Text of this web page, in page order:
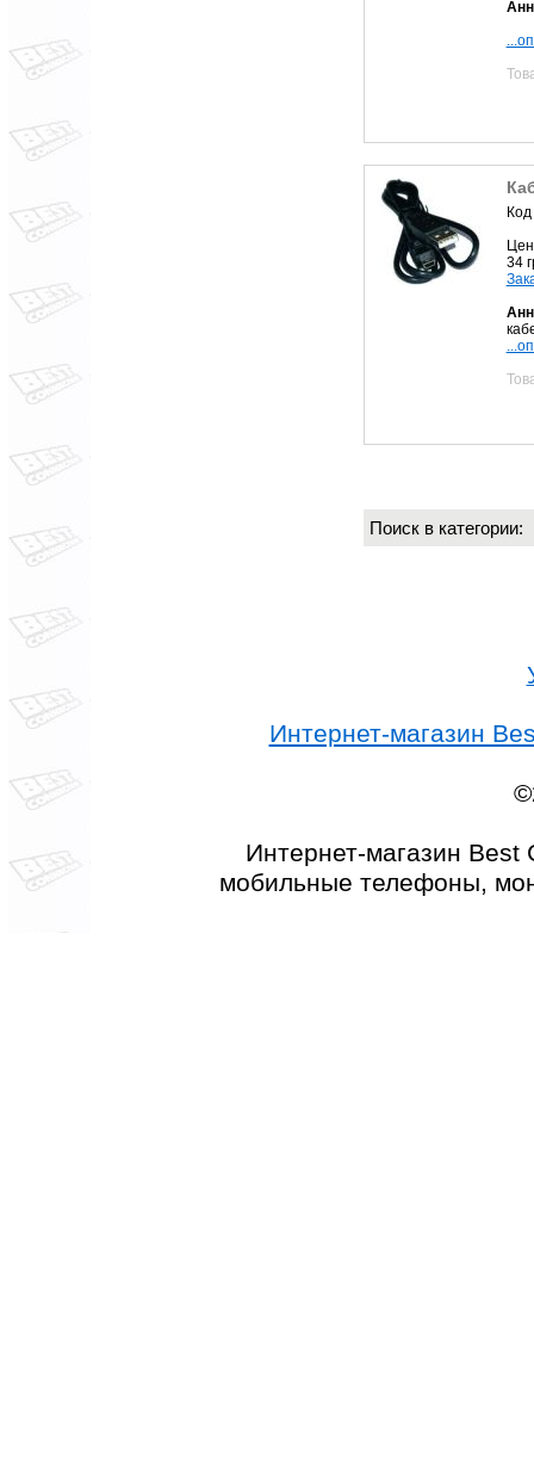
34
Поиск в
Интернет-магазин
Интернет-магазин Best
мобильные телефоны,